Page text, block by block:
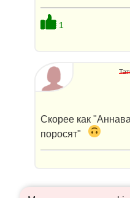
1
Скорее как
поросят"